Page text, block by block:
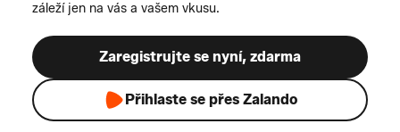
záleží jen na vás a vašem vkusu.
Zaregistrujte se nyní, zdarma
Přihlaste se přes Zalando